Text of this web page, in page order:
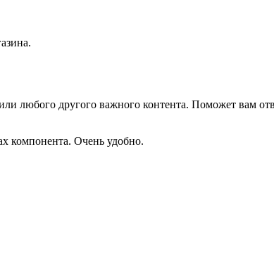
любого другого важного контента. Поможет вам
компонента. Очень удобно.